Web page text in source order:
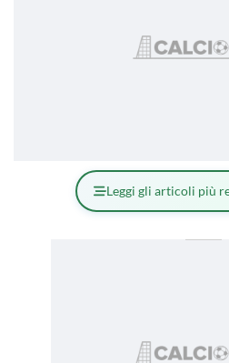
Leggi gli articoli più